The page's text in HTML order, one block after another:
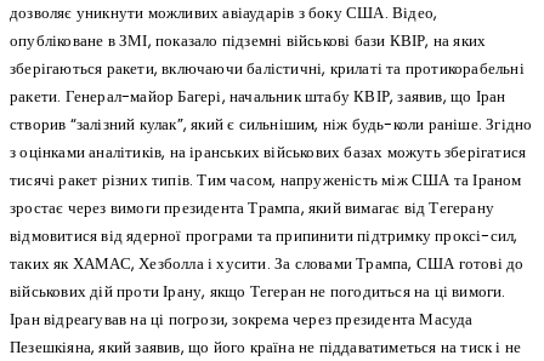
дозволяє уникнути можливих авіаударів з боку США. Відео,
опубліковане в ЗМІ, показало підземні військові бази КВІР, на яких
зберігаються ракети, включаючи балістичні, крилаті та протикорабельні
ракети. Генерал-майор Багері, начальник штабу КВІР, заявив, що Іран
створив “залізний кулак”, який є сильнішим, ніж будь-коли раніше. Згідно
з оцінками аналітиків, на іранських військових базах можуть зберігатися
тисячі ракет різних типів. Тим часом, напруженість між США та Іраном
зростає через вимоги президента Трампа, який вимагає від Тегерану
відмовитися від ядерної програми та припинити підтримку проксі-сил,
таких як ХАМАС, Хезболла і хусити. За словами Трампа, США готові до
військових дій проти Ірану, якщо Тегеран не погодиться на ці вимоги.
Іран відреагував на ці погрози, зокрема через президента Масуда
Пезешкіяна, який заявив, що його країна не піддаватиметься на тиск і не